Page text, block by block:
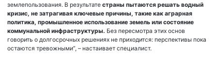
землепользования. В результате страны пытаются решать водный
кризис, не затрагивая ключевые причины, такие как аграрная
политика, промышленное использование земель или состояние
коммунальной инфраструктуры. Без пересмотра этих основ
говорить о долгосрочных решениях не приходится: перспективы пока
остаются тревожными”, – настаивает специалист.